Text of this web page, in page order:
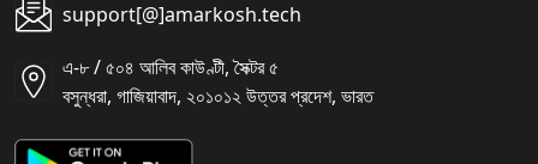
support[@]amarkosh.tech
এ-৮ / ৫০৪ আলিব কাউণ্টী, সৈক্টর ৫
বসুন্ধরা, গাজিয়াবাদ, ২০১০১২ উত্তর প্রদেশ, ভারত